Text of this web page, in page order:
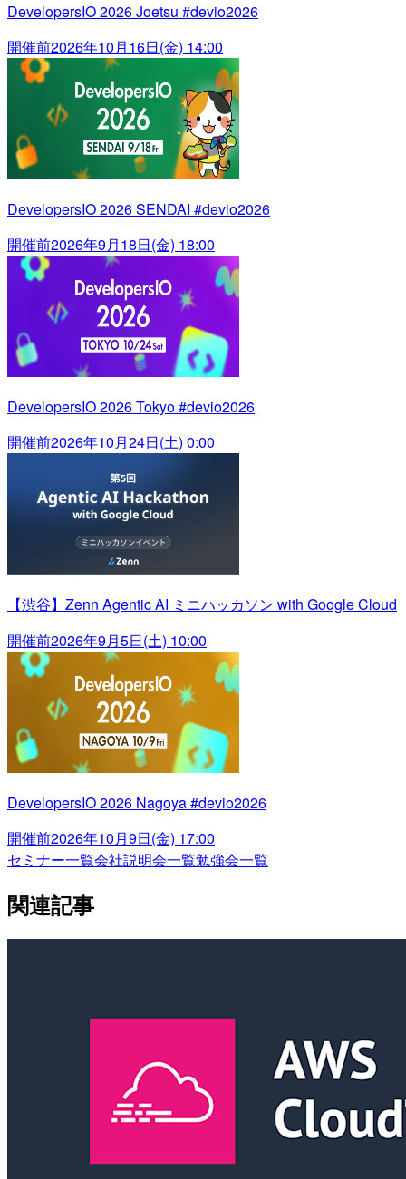
DevelopersIO 2026 Joetsu #devio2026
開催前2026年10月16日(金) 14:00
DevelopersIO 2026 SENDAI #devio2026
開催前2026年9月18日(金) 18:00
DevelopersIO 2026 Tokyo #devio2026
開催前2026年10月24日(土) 0:00
【渋谷】Zenn Agentic AI ミニハッカソン with Google Cloud
開催前2026年9月5日(土) 10:00
DevelopersIO 2026 Nagoya #devio2026
開催前2026年10月9日(金) 17:00
セミナー一覧会社説明会一覧勉強会一覧
関連記事